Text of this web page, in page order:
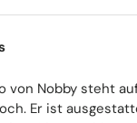
von Nobby steht
Er ist